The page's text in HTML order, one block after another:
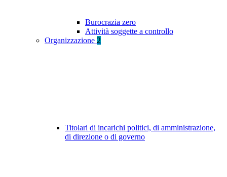
Burocrazia zero
Attività soggette a controllo
Organizzazione 2
Titolari di incarichi politici, di amministrazione,
di direzione o di governo